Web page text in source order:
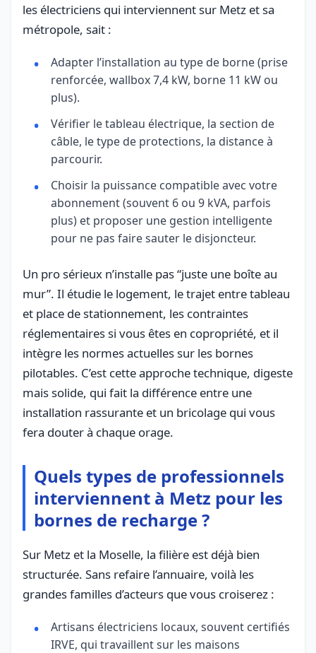
les électriciens qui interviennent sur Metz et sa
métropole, sait :
Adapter l’installation au type de borne (prise
renforcée, wallbox 7,4 kW, borne 11 kW ou
plus).
Vérifier le tableau électrique, la section de
câble, le type de protections, la distance à
parcourir.
Choisir la puissance compatible avec votre
abonnement (souvent 6 ou 9 kVA, parfois
plus) et proposer une gestion intelligente
pour ne pas faire sauter le disjoncteur.
Un pro sérieux n’installe pas “juste une boîte au
mur”. Il étudie le logement, le trajet entre tableau
et place de stationnement, les contraintes
réglementaires si vous êtes en copropriété, et il
intègre les normes actuelles sur les bornes
pilotables. C’est cette approche technique, digeste
mais solide, qui fait la différence entre une
installation rassurante et un bricolage qui vous
fera douter à chaque orage.
Quels types de professionnels
interviennent à Metz pour les
bornes de recharge ?
Sur Metz et la Moselle, la filière est déjà bien
structurée. Sans refaire l’annuaire, voilà les
grandes familles d’acteurs que vous croiserez :
Artisans électriciens locaux, souvent certifiés
IRVE, qui travaillent sur les maisons